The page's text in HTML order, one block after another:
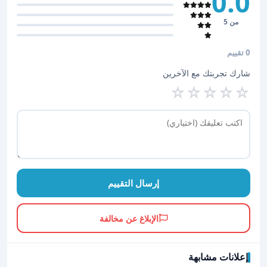
من 5
0 تقييم
شارك تجربتك مع الآخرين
☆
☆
☆
☆
☆
إرسال التقييم
الإبلاغ عن مخالفة
إعلانات مشابهة